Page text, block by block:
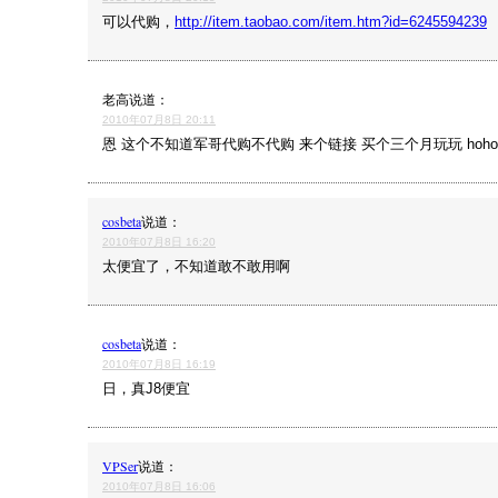
可以代购， http://item.taobao.com/item.htm?id=6245594239
老高说道：
2010年07月8日 20:11
恩 这个不知道军哥代购不代购 来个链接 买个三个月玩玩
cosbeta说道：
2010年07月8日 16:20
太便宜了，不知道敢不敢用啊
cosbeta说道：
2010年07月8日 16:19
日，真J8便宜
VPSer说道：
2010年07月8日 16:06